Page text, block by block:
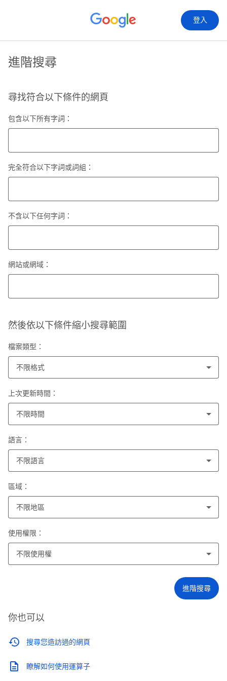
登入
進階搜尋
尋找符合以下條件的網頁
包含以下所有字詞：
完全符合以下字詞或詞組：
不含以下任何字詞：
網站或網域：
然後依以下條件縮小搜尋範圍
檔案類型：
不限格式
上次更新時間：
不限時間
語言：
不限語言
區域：
不限地區
使用權限：
不限使用權
進階搜尋
你也可以
搜尋您造訪過的網頁
瞭解如何使用運算子